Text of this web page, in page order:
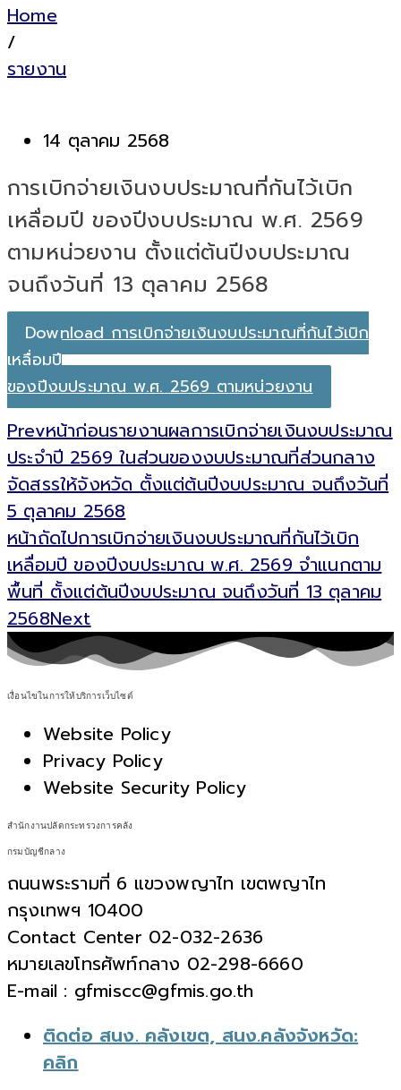
Home
/
รายงาน
14 ตุลาคม 2568
การเบิกจ่ายเงินงบประมาณที่กันไว้เบิก
เหลื่อมปี ของปีงบประมาณ พ.ศ. 2569
ตามหน่วยงาน ตั้งแต่ต้นปีงบประมาณ
จนถึงวันที่ 13 ตุลาคม 2568
Download การเบิกจ่ายเงินงบประมาณที่กันไว้เบิก
เหลื่อมปี
ของปีงบประมาณ พ.ศ. 2569 ตามหน่วยงาน
Prevหน้าก่อนรายงานผลการเบิกจ่ายเงินงบประมาณ
ประจำปี 2569 ในส่วนของงบประมาณที่ส่วนกลาง
จัดสรรให้จังหวัด ตั้งแต่ต้นปีงบประมาณ จนถึงวันที่
5 ตุลาคม 2568
หน้าถัดไปการเบิกจ่ายเงินงบประมาณที่กันไว้เบิก
เหลื่อมปี ของปีงบประมาณ พ.ศ. 2569 จำแนกตาม
พื้นที่ ตั้งแต่ต้นปีงบประมาณ จนถึงวันที่ 13 ตุลาคม
2568Next
เงื่อนไขในการให้บริการเว็บไซต์
Website Policy
Privacy Policy
Website Security Policy
สำนักงานปลัดกระทรวงการคลัง
กรมบัญชีกลาง
ถนนพระรามที่ 6 แขวงพญาไท เขตพญาไท
กรุงเทพฯ 10400
Contact Center 02-032-2636
หมายเลขโทรศัพท์กลาง 02-298-6660
E-mail : gfmiscc@gfmis.go.th
ติดต่อ สนง. คลังเขต, สนง.คลังจังหวัด:
คลิก